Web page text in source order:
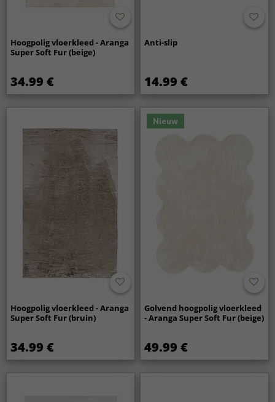
Hoogpolig vloerkleed - Aranga
Super Soft Fur (beige)
34.99 €
Anti-slip
14.99 €
Hoogpolig vloerkleed - Aranga
Super Soft Fur (bruin)
34.99 €
Nieuw
Golvend hoogpolig vloerkleed
- Aranga Super Soft Fur (beige)
49.99 €